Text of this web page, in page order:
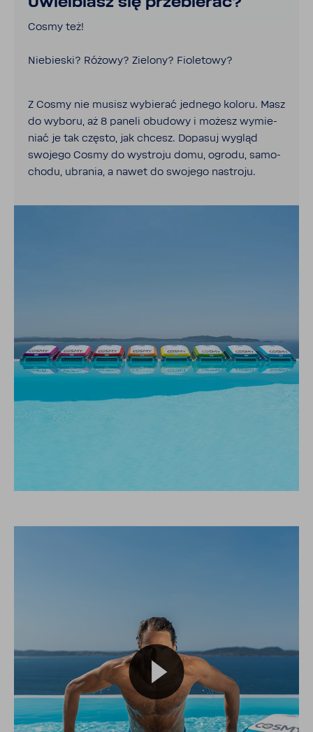
Cosmy też!
Niebieski? Różowy? Zielony? Fiole­towy?
Z Cosmy nie musisz wybierać jednego koloru. Masz
do wyboru, aż 8 paneli obudowy i możesz wymie­
niać je tak często, jak chcesz. Dopasuj wygląd
swojego Cosmy do wystroju domu, ogrodu, samo­
chodu, ubrania, a nawet do swojego nastroju.